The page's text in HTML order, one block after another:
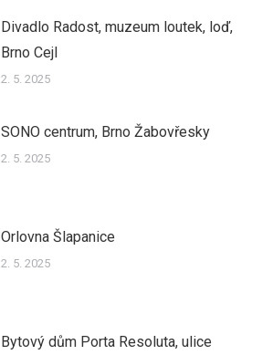
Divadlo Radost, muzeum loutek, loď,
Brno Cejl
2. 5. 2025
SONO centrum, Brno Žabovřesky
2. 5. 2025
Orlovna Šlapanice
2. 5. 2025
Bytový dům Porta Resoluta, ulice